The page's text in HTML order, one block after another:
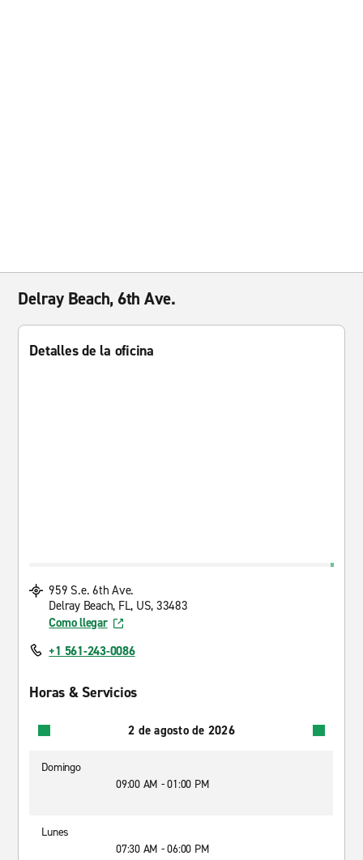
Delray Beach, 6th Ave.
Detalles de la oficina
959 S.e. 6th Ave.
Delray Beach, FL, US, 33483
Como llegar
+1 561-243-0086
Horas & Servicios
2 de agosto de 2026
Domingo
09:00 AM - 01:00 PM
Lunes
07:30 AM - 06:00 PM